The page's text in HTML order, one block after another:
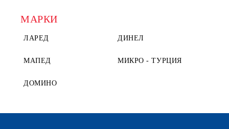
МАРКИ
ЛАРЕД ДИНЕЛ
МАПЕД МИКРО - ТУРЦИЯ
ДОМИНО